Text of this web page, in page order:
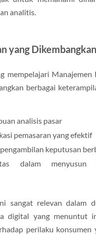
analitis.
yang Dikembangkan
mempelajari Manajemen
berbagai
analisis pasar
pemasaran yang efektif
keputusan
dalam menyusun
sangat relevan dalam
digital yang menuntut
perilaku konsumen